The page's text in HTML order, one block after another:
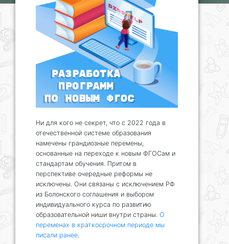
Ни для кого не секрет, что с 2022 года в
отечественной системе образования
намечены грандиозные перемены,
основанные на переходе к новым ФГОСам и
стандартам обучения. Притом в
перспективе очередные реформы не
исключены. Они связаны с исключением РФ
из Болонского соглашения и выбором
индивидуального курса по развитию
образовательной ниши внутри страны. О
переменах в краткосрочном периоде мы
писали ранее.